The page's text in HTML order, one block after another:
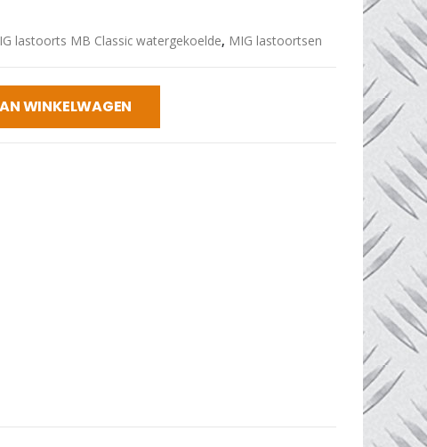
lastoorts MB Classic watergekoelde, MIG lastoortsen
WINKELWAGEN